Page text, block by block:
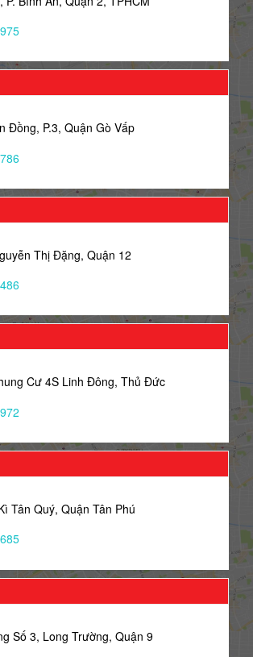
Đồng, P.3, Quận Gò Vấp
Thị Đặng, Quận 12
Cư 4S Linh Đông, Thủ Đức
Tân Quý, Quận Tân Phú
Số 3, Long Trường, Quận 9